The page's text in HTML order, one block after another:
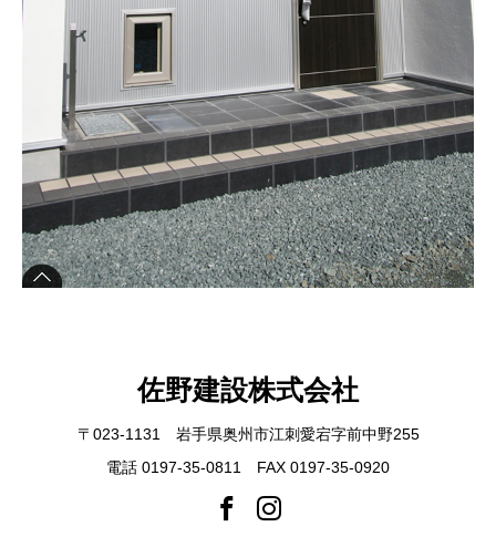
佐野建設株式会社
〒023-1131 岩手県奥州市江刺愛宕字前中野255
電話 0197-35-0811 FAX 0197-35-0920